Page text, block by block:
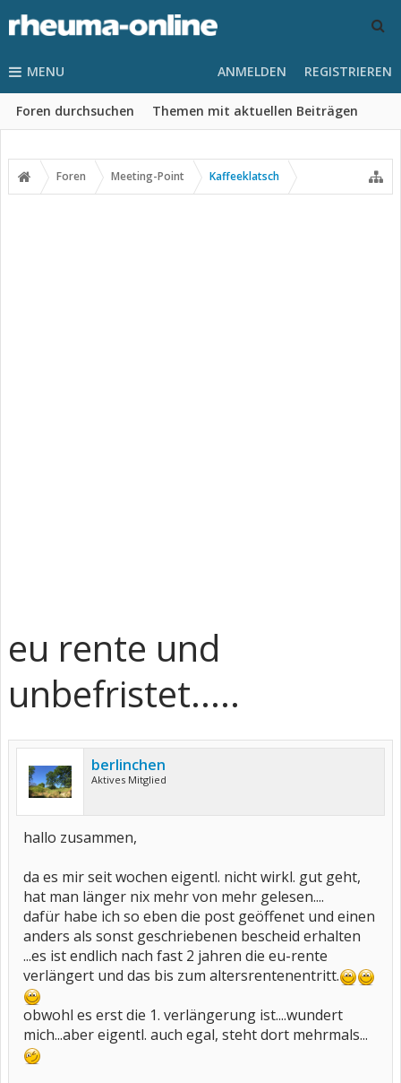
MENU
Foren durchsuchen Themen mit aktuellen Beiträgen
ANMELDEN REGISTRIEREN
Foren Meeting-Point Kaffeeklatsch
eu rente und
unbefristet.....
berlinchen
Aktives Mitglied
hallo zusammen,
da es mir seit wochen eigentl. nicht wirkl. gut geht,
hat man länger nix mehr von mehr gelesen....
dafür habe ich so eben die post geöffenet und einen
anders als sonst geschriebenen bescheid erhalten
...es ist endlich nach fast 2 jahren die eu-rente
verlängert und das bis zum altersrentenentritt.
obwohl es erst die 1. verlängerung ist....wundert
mich...aber eigentl. auch egal, steht dort mehrmals...